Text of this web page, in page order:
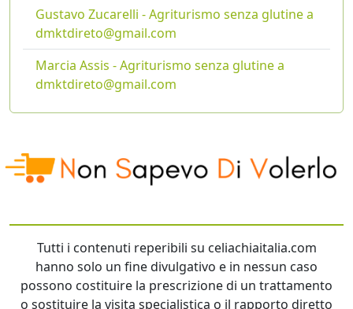
Gustavo Zucarelli - Agriturismo senza glutine a
dmktdireto@gmail.com
Marcia Assis - Agriturismo senza glutine a
dmktdireto@gmail.com
Tutti i contenuti reperibili su celiachiaitalia.com
hanno solo un fine divulgativo e in nessun caso
possono costituire la prescrizione di un trattamento
o sostituire la visita specialistica o il rapporto diretto